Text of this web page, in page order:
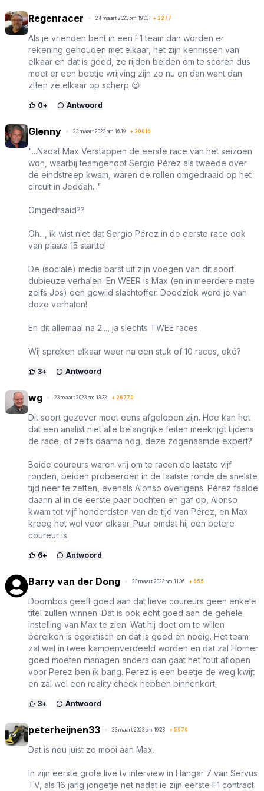
Regenracer 24 maart 2023 om 19:03 + 2277
Als je vrienden bent in een F1 team dan worden er
rekening gehouden met elkaar, het zijn kennissen van
elkaar en dat is goed, ze rijden beiden om te scoren dus
moet er een beetje wrijving zijn zo nu en dan want dan
ztten ze elkaar op scherp 😉
0+ Antwoord
Glenny 23 maart 2023 om 16:19 + 20016
"...Nadat Max Verstappen de eerste race van het seizoen
won, waarbij teamgenoot Sergio Pérez als tweede over
de eindstreep kwam, waren de rollen omgedraaid op het
circuit in Jeddah..."
Omgedraaid??
Oh..., ik wist niet dat Sergio Pérez in de eerste race ook
van plaats 15 startte!
De (sociale) media barst uit zijn voegen van dit soort
dubieuze verhalen. En WEER is Max (en in meerdere mate
zelfs Jos) een gewild slachtoffer. Doodziek word je van
deze verhalen!
En dit allemaal na 2..., ja slechts TWEE races.
Wij spreken elkaar weer na een stuk of 10 races, oké?
3+ Antwoord
wg 23 maart 2023 om 13:32 + 26770
Dit soort gezever moet eens afgelopen zijn. Hoe kan het
dat een analist niet alle belangrijke feiten meekrijgt tijdens
de race, of zelfs daarna nog, deze zogenaamde expert?
Beide coureurs waren vrij om te racen de laatste vijf
ronden, beiden probeerden in de laatste ronde de snelste
tijd neer te zetten, evenals Alonso overigens. Pérez faalde
daarin al in de eerste paar bochten en gaf op, Alonso
kwam tot vijf honderdsten van de tijd van Pérez, en Max
kreeg het wel voor elkaar. Puur omdat hij een betere
coureur is.
6+ Antwoord
Barry van der Dong 23 maart 2023 om 11:06 + 655
Doornbos geeft goed aan dat lieve coureurs geen enkele
titel zullen winnen. Dat is ook echt goed aan de gehele
instelling van Max te zien. Wat hij doet om te willen
bereiken is egoistisch en dat is goed en nodig. Het team
zal wel in twee kampenverdeeld worden en dat zal Horner
goed moeten managen anders dan gaat het fout aflopen
voor Perez ben ik bang. Perez is een beetje de weg kwijt
en zal wel een reality check hebben binnenkort.
3+ Antwoord
peterheijnen33 23 maart 2023 om 10:28 + 5970
Dat is nou juist zo mooi aan Max.
In zijn eerste grote live tv interview in Hangar 7 van Servus
TV, als 16 jarig jongetje net nadat ie zijn eerste F1 contract